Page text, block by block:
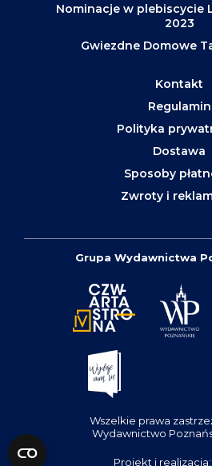
Nominacje w plebiscycie
2023
Gwiezdne Domowe
Kontakt
Regulamin
Polityka
Dostawa
Sposoby
Zwroty i
Grupa Wydawnictwa
Wszelkie prawa
Wydawnictwo
Projekt i